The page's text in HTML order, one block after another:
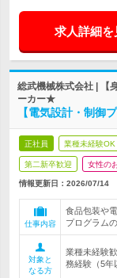
求人詳細を
総武機械株式会社 | 【
ーカー★
【電気設計・制御
正社員 業種未経験OK
第二新卒歓迎 女性の
情報更新日：2026/07/14
仕事内容
食品包装や
プログラム
対象と
なる方
業種未経験
務経験（5年